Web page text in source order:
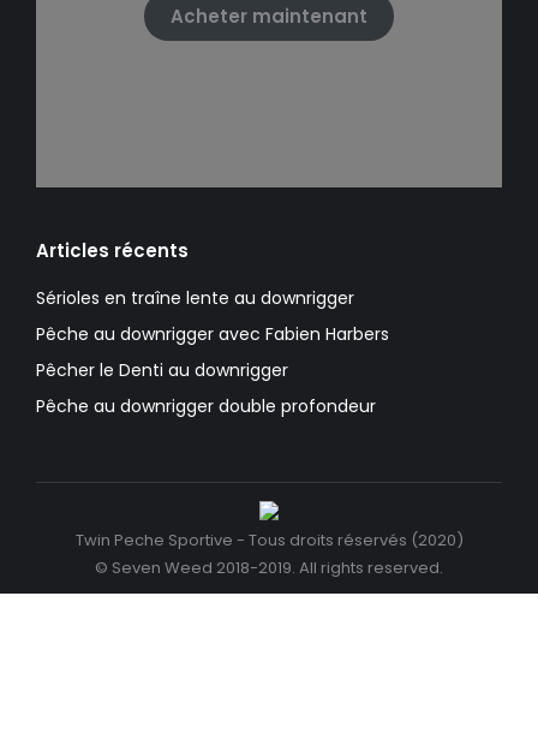
Acheter maintenant
Articles récents
Sérioles en traîne lente au downrigger
Pêche au downrigger avec Fabien Harbers
Pêcher le Denti au downrigger
Pêche au downrigger double profondeur
Twin Peche Sportive - Tous droits réservés (2020)
© Seven Weed 2018-2019. All rights reserved.